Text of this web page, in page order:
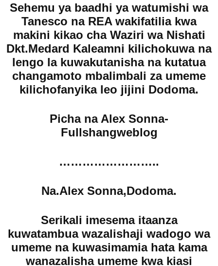
Sehemu ya baadhi ya watumishi wa
Tanesco na REA wakifatilia kwa
makini kikao cha Waziri wa Nishati
Dkt.Medard Kaleamni kilichokuwa na
lengo la kuwakutanisha na kutatua
changamoto mbalimbali za umeme
kilichofanyika leo jijini Dodoma.
Picha na Alex Sonna-
Fullshangweblog
……………………..
Na.Alex Sonna,Dodoma.
Serikali imesema itaanza
kuwatambua wazalishaji wadogo wa
umeme na kuwasimamia hata kama
wanazalisha umeme kwa kiasi